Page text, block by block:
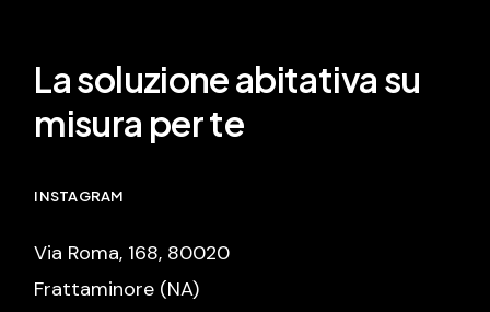
La soluzione abitativa su
misura per te
INSTAGRAM
Via Roma, 168, 80020
Frattaminore (NA)